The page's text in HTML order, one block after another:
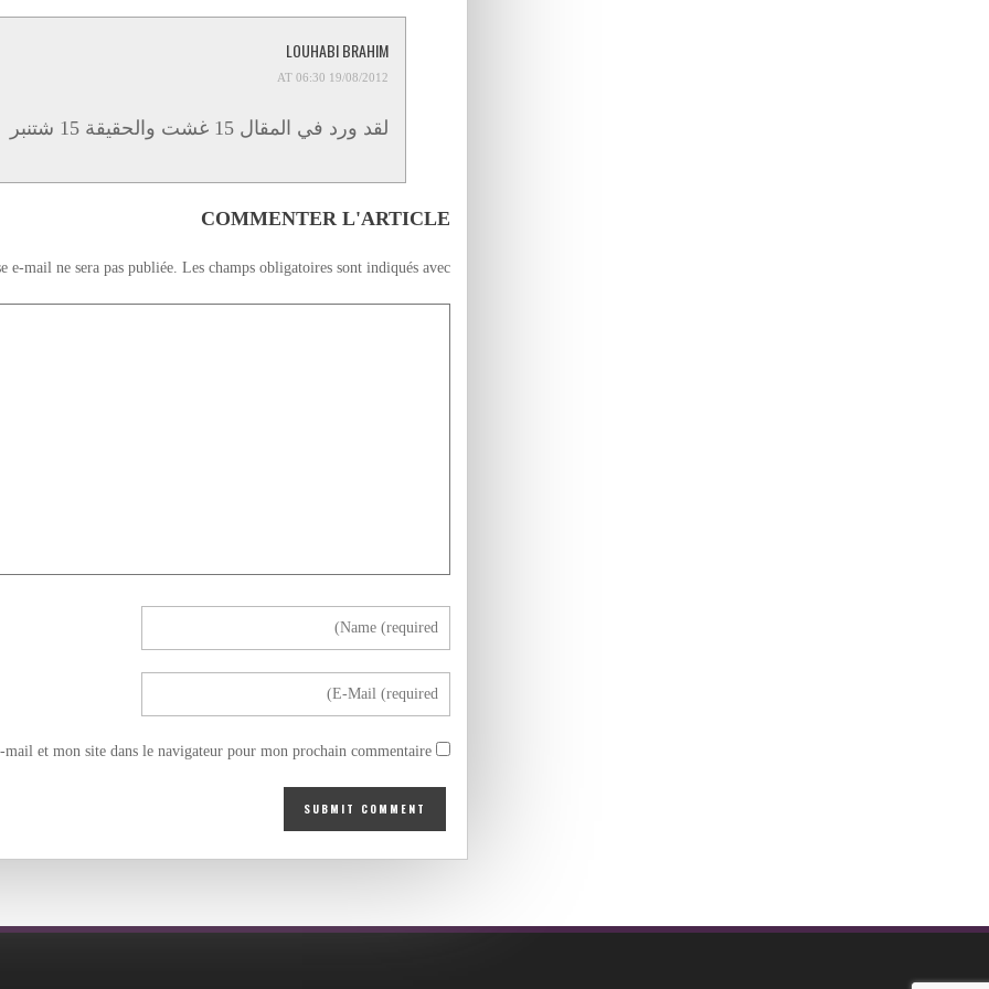
LOUHABI BRAHIM
19/08/2012 AT 06:30
لقد ورد في المقال 15 غشت والحقيقة 15 شتنبر
COMMENTER L'ARTICLE
e-mail ne sera pas publiée. Les champs obligatoires sont indiqués avec
et mon site dans le navigateur pour mon prochain commentaire.